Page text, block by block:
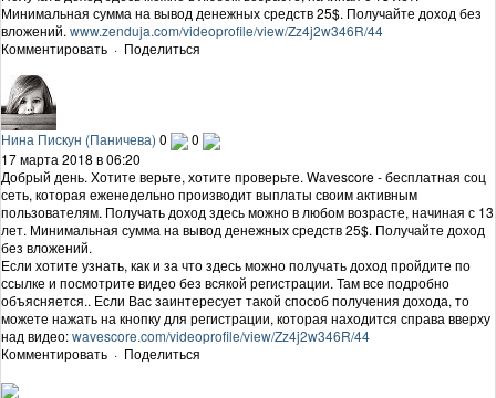
Минимальная сумма на вывод денежных средств 25$. Получайте доход без
вложений.www.zenduja.com/videoprofile/view/Zz4j2w346R/44
Комментировать · Поделиться
Нина Пискун (Паничева) 0
0
17 марта 2018 в 06:20
Добрый день. Хотите верьте, хотите проверьте. Wavescore - бесплатная соц
сеть, которая еженедельно производит выплаты своим активным
пользователям. Получать доход здесь можно в любом возрасте, начиная с 13
лет. Минимальная сумма на вывод денежных средств 25$. Получайте доход
без вложений.
Если хотите узнать, как и за что здесь можно получать доход пройдите по
ссылке и посмотрите видео без всякой регистрации. Там все подробно
объясняется.. Если Вас заинтересует такой способ получения дохода, то
можете нажать на кнопку для регистрации, которая находится справа вверху
над видео:wavescore.com/videoprofile/view/Zz4j2w346R/44
Комментировать · Поделиться